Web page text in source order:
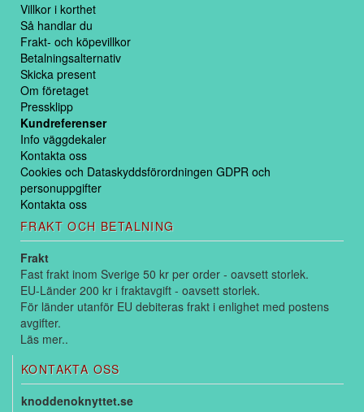
Villkor i korthet
Så handlar du
Frakt- och köpevillkor
Betalningsalternativ
Skicka present
Om företaget
Pressklipp
Kundreferenser
Info väggdekaler
Kontakta oss
Cookies och Dataskyddsförordningen GDPR och
personuppgifter
Kontakta oss
FRAKT OCH BETALNING
Frakt
Fast frakt inom Sverige 50 kr per order - oavsett storlek.
EU-Länder 200 kr i fraktavgift - oavsett storlek.
För länder utanför EU debiteras frakt i enlighet med postens
avgifter.
Läs mer..
KONTAKTA OSS
knoddenoknyttet.se